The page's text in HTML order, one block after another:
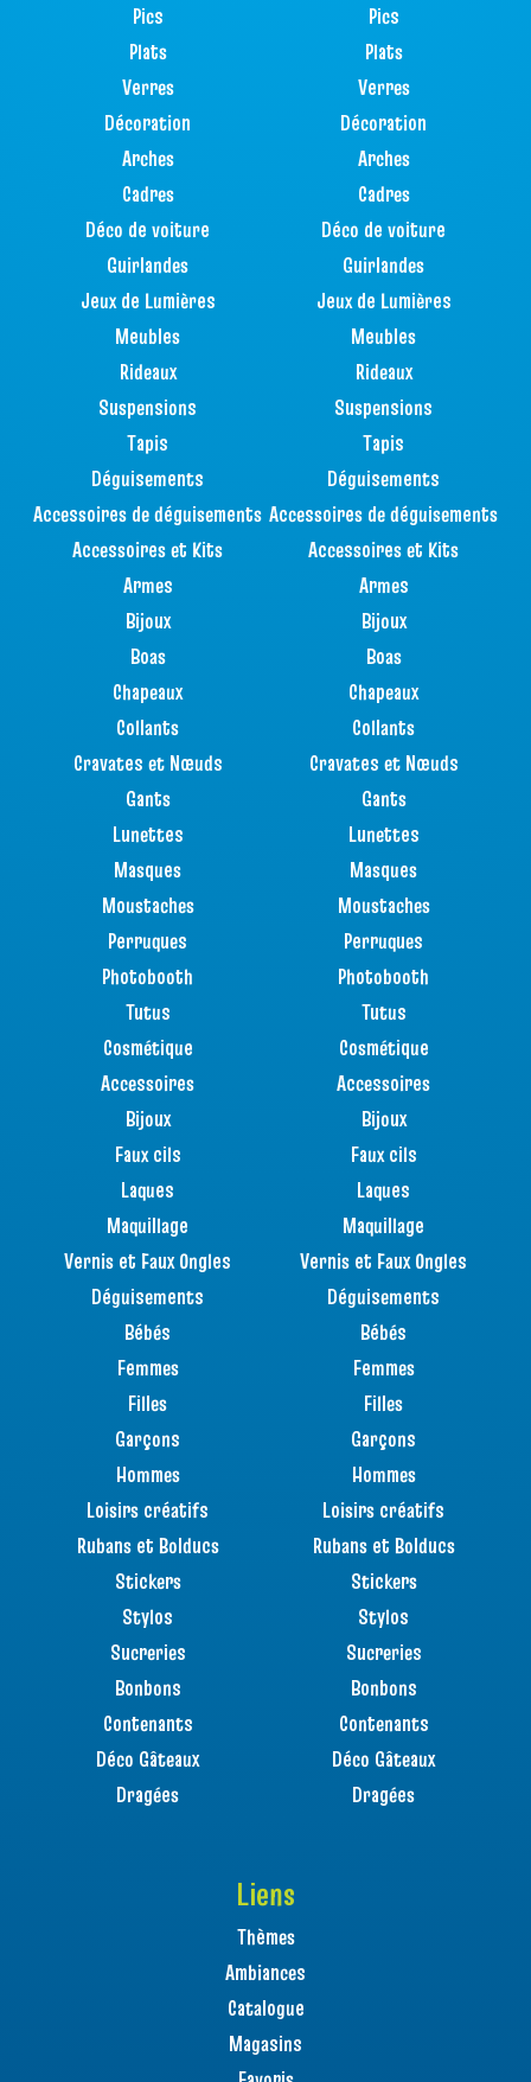
Pics
Plats
Verres
Décoration
Arches
Cadres
Déco de voiture
Guirlandes
Jeux de Lumières
Meubles
Rideaux
Suspensions
Tapis
Déguisements
Accessoires de déguisements
Accessoires et Kits
Armes
Bijoux
Boas
Chapeaux
Collants
Cravates et Nœuds
Gants
Lunettes
Masques
Moustaches
Perruques
Photobooth
Tutus
Cosmétique
Accessoires
Bijoux
Faux cils
Laques
Maquillage
Vernis et Faux Ongles
Déguisements
Bébés
Femmes
Filles
Garçons
Hommes
Loisirs créatifs
Rubans et Bolducs
Stickers
Stylos
Sucreries
Bonbons
Contenants
Déco Gâteaux
Dragées
Pics
Plats
Verres
Décoration
Arches
Cadres
Déco de voiture
Guirlandes
Jeux de Lumières
Meubles
Rideaux
Suspensions
Tapis
Déguisements
Accessoires de déguisements
Accessoires et Kits
Armes
Bijoux
Boas
Chapeaux
Collants
Cravates et Nœuds
Gants
Lunettes
Masques
Moustaches
Perruques
Photobooth
Tutus
Cosmétique
Accessoires
Bijoux
Faux cils
Laques
Maquillage
Vernis et Faux Ongles
Déguisements
Bébés
Femmes
Filles
Garçons
Hommes
Loisirs créatifs
Rubans et Bolducs
Stickers
Stylos
Sucreries
Bonbons
Contenants
Déco Gâteaux
Dragées
Liens
Thèmes
Ambiances
Catalogue
Magasins